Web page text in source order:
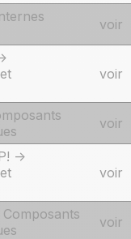
voir
voir
voir
->
voir
voir